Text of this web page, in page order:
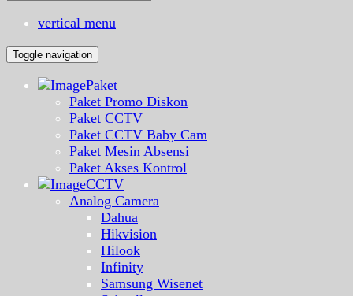
vertical menu
Toggle navigation
Paket
Paket Promo Diskon
Paket CCTV
Paket CCTV Baby Cam
Paket Mesin Absensi
Paket Akses Kontrol
CCTV
Analog Camera
Dahua
Hikvision
Hilook
Infinity
Samsung Wisenet